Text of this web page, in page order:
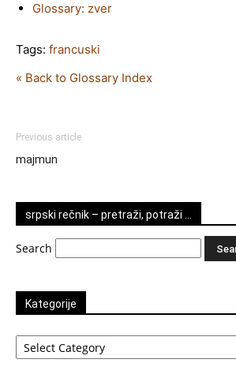
Glossary: zver
Tags: francuski
« Back to Glossary Index
Previous article
majmun
srpski rečnik – pretraži, potraži …
Search
Kategorije
Kategorije